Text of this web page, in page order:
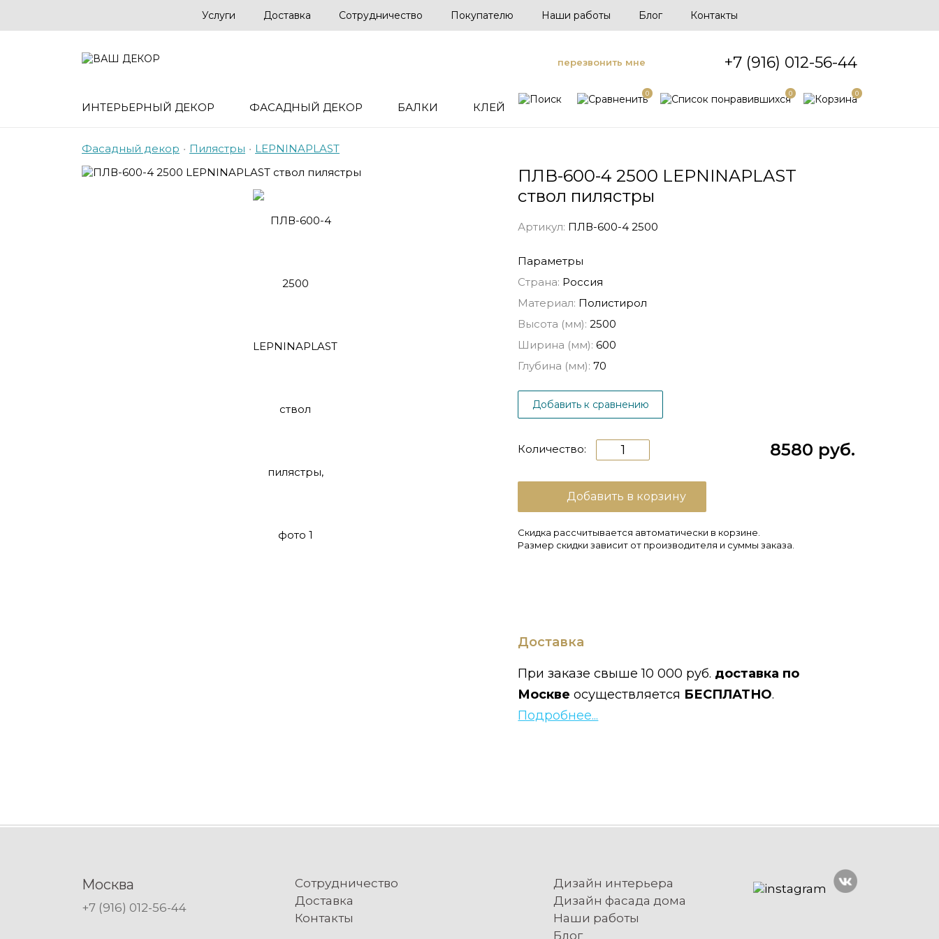
Услуги Доставка Сотрудничество Покупателю Наши работы Блог Контакты
перезвонить мне +7 (916) 012-56-44
ИНТЕРЬЕРНЫЙ ДЕКОР ФАСАДНЫЙ ДЕКОР БАЛКИ КЛЕЙ
0 0 0
Фасадный декор • Пилястры • LEPNINAPLAST
ПЛВ-600-4 2500 LEPNINAPLAST
ствол пилястры
Артикул: ПЛВ-600-4 2500
Параметры
Страна: Россия
Материал: Полистирол
Высота (мм): 2500
Ширина (мм): 600
Глубина (мм): 70
Добавить к сравнению
8580 руб.
Количество:
Добавить в корзину
Скидка рассчитывается автоматически в корзине.
Размер скидки зависит от производителя и суммы заказа.
Доставка
При заказе свыше 10 000 руб. доставка по
Москве осуществляется БЕСПЛАТНО.
Подробнее...
Москва
+7 (916) 012-56-44
Сотрудничество
Доставка
Контакты
Дизайн интерьера
Дизайн фасада дома
Наши работы
Блог